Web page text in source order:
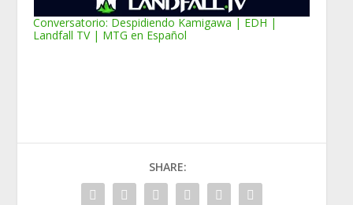
Conversatorio: Despidiendo Kamigawa | EDH |
Landfall TV | MTG en Español
SHARE: